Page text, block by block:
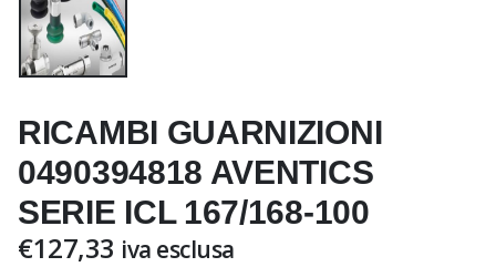
RICAMBI GUARNIZIONI
0490394818 AVENTICS
SERIE ICL 167/168-100
€127,33 iva esclusa